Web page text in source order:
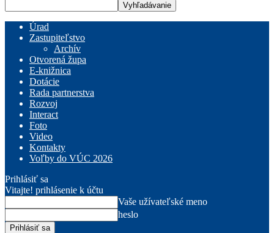
Úrad
Zastupiteľstvo
Archív
Otvorená župa
E-knižnica
Dotácie
Rada partnerstva
Rozvoj
Interact
Foto
Video
Kontakty
Voľby do VÚC 2026
Prihlásiť sa
Vitajte! prihlásenie k účtu
Vaše užívateľské meno
heslo